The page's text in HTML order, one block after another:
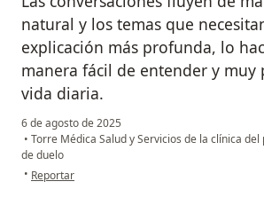
natural y los temas que
explicación más profunda, lo
manera fácil de entender y muy
vida diaria.
6 de agosto de 2025
• Torre Médica Salud y Servicios de la clínica del
de duelo
• en opinión del usuario Vanesa
Reportar